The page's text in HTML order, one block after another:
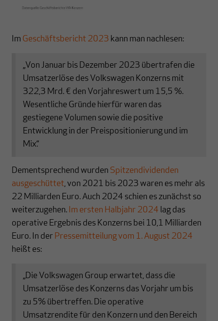
Im Geschäftsbericht 2023 kann man nachlesen:
„Von Januar bis Dezember 2023 übertrafen die
Umsatzerlöse des Volkswagen Konzerns mit
322,3 Mrd. € den Vorjahreswert um 15,5 %.
Wesentliche Gründe hierfür waren das
gestiegene Volumen sowie die positive
Entwicklung in der Preispositionierung und im
Mix.“
Dementsprechend wurden Spitzendividenden
ausgeschüttet, von 2021 bis 2023 waren es mehr als
22 Milliarden Euro. Auch 2024 schien es zunächst so
weiterzugehen. Im ersten Halbjahr 2024 lag das
operative Ergebnis des Konzerns bei 10,1 Milliarden
Euro. In der Pressemitteilung vom 1. August 2024
heißt es:
„Die Volkswagen Group erwartet, dass die
Umsatzerlöse des Konzerns das Vorjahr um bis
zu 5% übertreffen. Die operative
Umsatzrendite für den Konzern und den Bereich